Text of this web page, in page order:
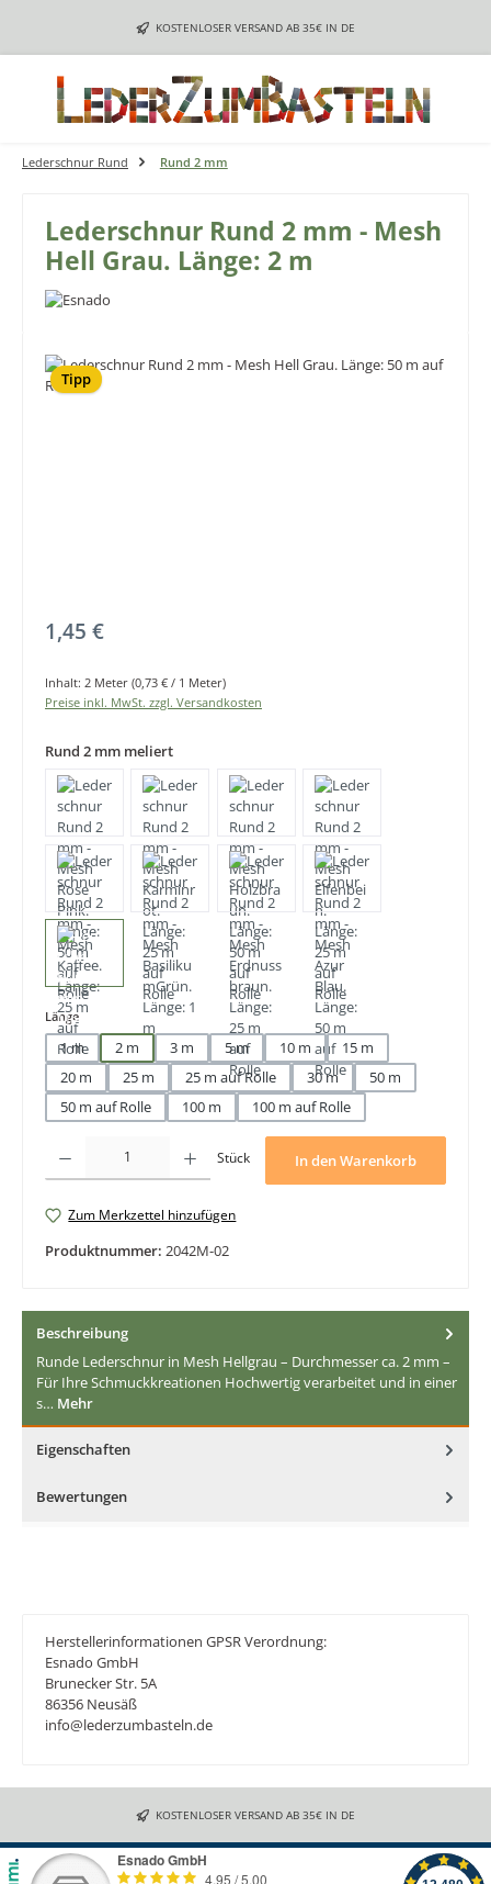
Zum Hauptinhalt springenKOSTENLOSER VERSAND AB 35€ IN DE
Lederschnur Rund Rund 2 mm
Lederschnur Rund 2 mm - Mesh
Hell Grau. Länge: 2 m
Bildergalerie überspringen
Tipp
Regulärer Preis:
1,45 €
Inhalt: 2 Meter (0,73 € / 1 Meter)
Preise inkl. MwSt. zzgl. Versandkosten
Rund 2 mm meliert
Längeauswählen
1 m 2 m 3 m 5 m 10 m
15 m
20 m
25 m 25 m auf Rolle 30 m
50 m
50 m auf Rolle
100 m 100 m auf Rolle
Stück In den Warenkorb
Zum Merkzettel hinzufügen
Produktnummer: 2042M-02
Beschreibung
Runde Lederschnur in Mesh Hellgrau – Durchmesser ca. 2 mm –
Für Ihre Schmuckkreationen Hochwertig verarbeitet und in einer
s… Mehr
Eigenschaften
Bewertungen
Herstellerinformationen GPSR Verordnung:
Esnado GmbH
Brunecker Str. 5A
86356 Neusäß
info@lederzumbasteln.de
KOSTENLOSER VERSAND AB 35€ IN DE